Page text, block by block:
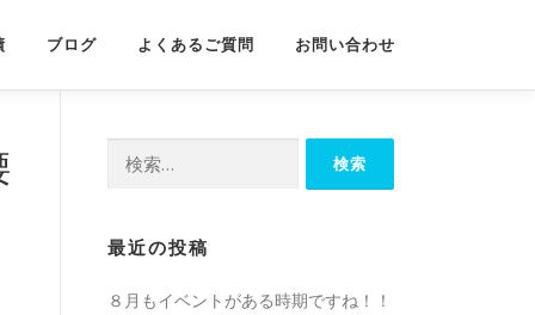
ブログ よくあるご質問 お問い合わせ
最近の投稿
８月もイベントがある時期ですね！！